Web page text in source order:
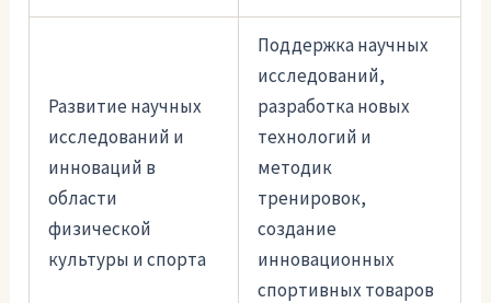
Развитие научных
исследований и
инноваций в
области
физической
культуры и спорта
Поддержка научных
исследований,
разработка новых
технологий и
методик
тренировок,
создание
инновационных
спортивных товаров